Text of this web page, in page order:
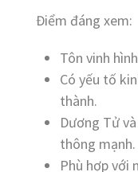
Điểm đáng xem:
Tôn vinh
Có yếu tố
thành.
Dương Tử
thông mạnh.
Phù hợp với